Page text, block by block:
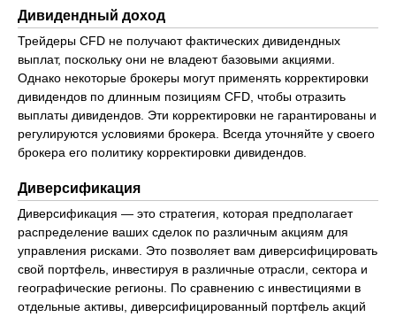
Дивидендный доход
Трейдеры CFD не получают фактических дивидендных
выплат, поскольку они не владеют базовыми акциями.
Однако некоторые брокеры могут применять корректировки
дивидендов по длинным позициям CFD, чтобы отразить
выплаты дивидендов. Эти корректировки не гарантированы и
регулируются условиями брокера. Всегда уточняйте у своего
брокера его политику корректировки дивидендов.
Диверсификация
Диверсификация — это стратегия, которая предполагает
распределение ваших сделок по различным акциям для
управления рисками. Это позволяет вам диверсифицировать
свой портфель, инвестируя в различные отрасли, сектора и
географические регионы. По сравнению с инвестициями в
отдельные активы, диверсифицированный портфель акций